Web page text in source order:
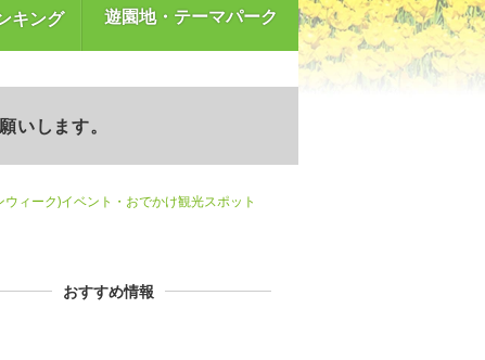
キング 遊園地・テーマパーク
いします。
ィーク)イベント・おでかけ観光スポット
おすすめ情報